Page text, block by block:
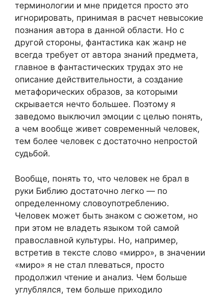
терминологии и мне придется просто это
игнорировать, принимая в расчет невысокие
познания автора в данной области. Но с
другой стороны, фантастика как жанр не
всегда требует от автора знаний предмета,
главное в фантастических трудах это не
описание действительности, а создание
метафорических образов, за которыми
скрывается нечто большее. Поэтому я
заведомо выключил эмоции с целью понять,
а чем вообще живет современный человек,
тем более человек с достаточно непростой
судьбой.
Вообще, понять то, что человек не брал в
руки Библию достаточно легко — по
определенному словоупотреблению.
Человек может быть знаком с сюжетом, но
при этом не владеть языком той самой
православной культуры. Но, например,
встретив в тексте слово «мирро», в значении
«миро» я не стал плеваться, просто
продолжил чтение и анализ. Чем больше
углублялся, тем больше приходило